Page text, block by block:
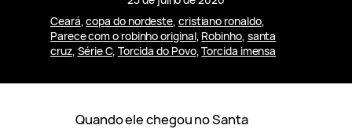
Ceará, copa do nordeste, cristiano ronaldo
Parece com o robinho original, Robinho, santa
cruz, Série C, Torcida do Povo, Torcida imensa
Quando ele chegou no Santa